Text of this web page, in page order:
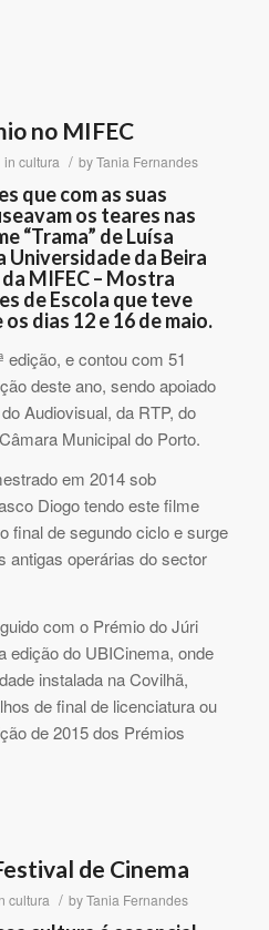
no MIFEC
in cultura / byTania Fernandes
que com as suas
os teares nas
“Trama” de Luísa
Universidade da Beira
MIFEC – Mostra
de Escola que teve
dias 12 e 16 de maio.
edição, e contou com 51
deste ano, sendo apoiado
Audiovisual, da RTP, do
Municipal do Porto.
em 2014 sob
Diogo tendo este filme
final de segundo ciclo e surge
antigas operárias do sector
com o Prémio do Júri
edição do UBICinema, onde
instalada na Covilhã,
de final de licenciatura ou
de 2015 dos Prémios
de Cinema
cultura / byTania Fernandes